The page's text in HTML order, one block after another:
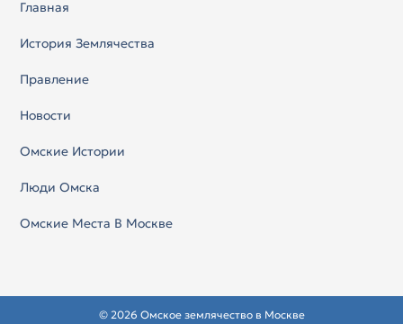
Главная
История Землячества
Правление
Новости
Омские Истории
Люди Омска
Омские Места В Москве
© 2026 Омское землячество в Москве